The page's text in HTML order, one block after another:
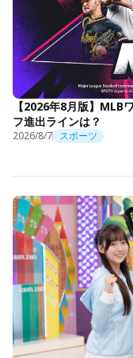
【2026年8月版】MLB
フ進出ラインは？
2026/8/7 スポーツ